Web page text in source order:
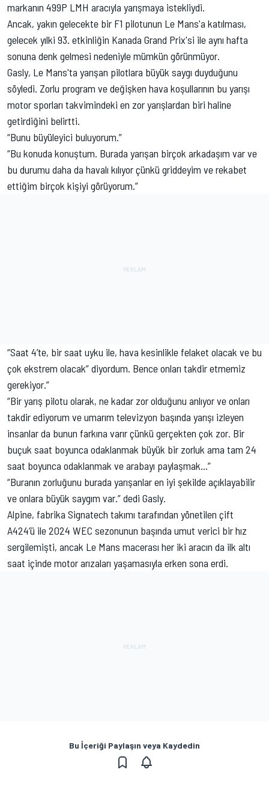
markanın 499P LMH aracıyla yarışmaya istekliydi.
Ancak, yakın gelecekte bir F1 pilotunun Le Mans'a katılması,
gelecek yılki 93. etkinliğin Kanada Grand Prix'si ile aynı hafta
sonuna denk gelmesi nedeniyle mümkün görünmüyor.
Gasly, Le Mans'ta yarışan pilotlara büyük saygı duyduğunu
söyledi. Zorlu program ve değişken hava koşullarının bu yarışı
motor sporları takvimindeki en zor yarışlardan biri haline
getirdiğini belirtti.
“Bunu büyüleyici buluyorum.”
“Bu konuda konuştum. Burada yarışan birçok arkadaşım var ve
bu durumu daha da havalı kılıyor çünkü griddeyim ve rekabet
ettiğim birçok kişiyi görüyorum.”
“Saat 4’te, bir saat uyku ile, hava kesinlikle felaket olacak ve bu
çok ekstrem olacak” diyordum. Bence onları takdir etmemiz
gerekiyor.”
“Bir yarış pilotu olarak, ne kadar zor olduğunu anlıyor ve onları
takdir ediyorum ve umarım televizyon başında yarışı izleyen
insanlar da bunun farkına varır çünkü gerçekten çok zor. Bir
buçuk saat boyunca odaklanmak büyük bir zorluk ama tam 24
saat boyunca odaklanmak ve arabayı paylaşmak...”
“Buranın zorluğunu burada yarışanlar en iyi şekilde açıklayabilir
ve onlara büyük saygım var.” dedi Gasly.
Alpine, fabrika Signatech takımı tarafından yönetilen çift
A424’ü ile 2024 WEC sezonunun başında umut verici bir hız
sergilemişti, ancak Le Mans macerası her iki aracın da ilk altı
saat içinde motor arızaları yaşamasıyla erken sona erdi.
Bu İçeriği Paylaşın veya Kaydedin